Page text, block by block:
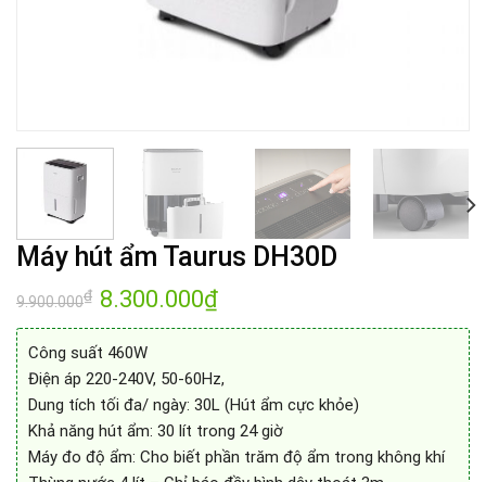
Máy hút ẩm Taurus DH30D
9.900.000₫ Giá
gốc
là:
8.300.000₫Giá
tại
Công suất 460W
Điện áp 220-240V, 50-60Hz,
Dung tích tối đa/ ngày: 30L (Hút ẩm cực khỏe)
Khả năng hút ẩm: 30 lít trong 24 giờ
Máy đo độ ẩm: Cho biết phần trăm độ ẩm trong không khí